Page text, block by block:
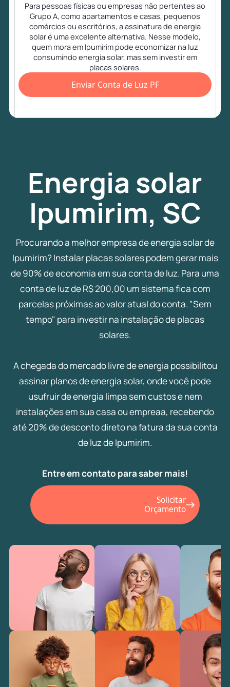
Para pessoas físicas ou empresas não pertentes ao
Grupo A, como apartamentos e casas, pequenos
comércios ou escritórios, a assinatura de energia
solar é uma excelente alternativa. Nesse modelo,
quem mora em Ipumirim pode economizar na luz
consumindo energia solar, mas sem investir em
placas solares.
Enviar Conta de Luz PF
Energia solar
Ipumirim, SC
Procurando a melhor empresa de energia solar de
Ipumirim? Instalar placas solares podem gerar mais
de 90% de economia em sua conta de luz. Para uma
conta de luz de R$ 200,00 um sistema fica com
parcelas próximas ao valor atual do conta. "Sem
tempo" para investir na instalação de placas
solares.
A chegada do mercado livre de energia possibilitou
assinar planos de energia solar, onde você pode
usufruir de energia limpa sem custos e nem
instalações em sua casa ou empreaa, recebendo
até 20% de desconto direto na fatura da sua conta
de luz de Ipumirim.
Entre em contato para saber mais!
Solicitar
Orçamento